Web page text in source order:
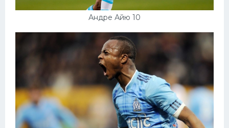
Андре Айю 10